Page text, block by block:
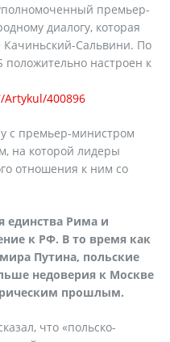
премьер-
диалогу, которая
Качиньский-Сальвини. По
положительно настроен к
400896
с премьер-министром
на которой лидеры
отношения к ним со
единства Рима и
к РФ. В то время как
Путина, польские
недоверия к Москве
прошлым.
что «польско-